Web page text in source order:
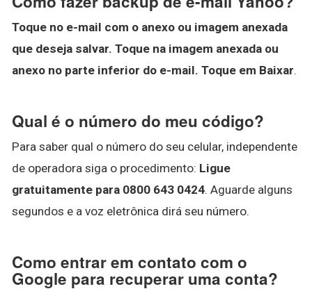
Toque no e-mail com o anexo ou imagem anexada
que deseja salvar. Toque na imagem anexada ou
anexo no parte inferior do e-mail. Toque em Baixar.
Qual é o número do meu código?
Para saber qual o número do seu celular, independente
de operadora siga o procedimento: Ligue
gratuitamente para 0800 643 0424. Aguarde alguns
segundos e a voz eletrônica dirá seu número.
Como entrar em contato com o
Google para recuperar uma conta?